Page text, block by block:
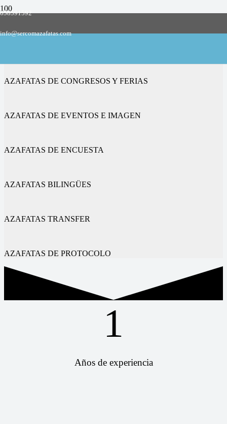
658591592
info@sercomazafatas.com
AZAFATAS DE CONGRESOS Y FERIAS
AZAFATAS DE EVENTOS E IMAGEN
AZAFATAS DE ENCUESTA
AZAFATAS BILINGÜES
AZAFATAS TRANSFER
AZAFATAS DE PROTOCOLO
1
Años de experiencia